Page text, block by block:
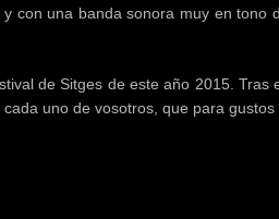
con una banda sonora muy en tono
de Sitges de este año 2015. Tras
uno de vosotros, que para gustos